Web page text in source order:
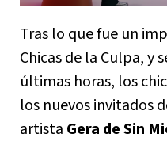
Tras lo que fue un
Chicas de la Culpa, y
últimas horas, los
los nuevos invitados
artista Gera de Sin